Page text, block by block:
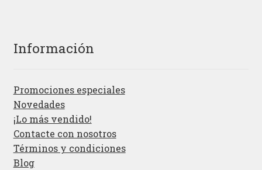
Información
Promociones especiales
Novedades
¡Lo más vendido!
Contacte con nosotros
Términos y condiciones
Blog